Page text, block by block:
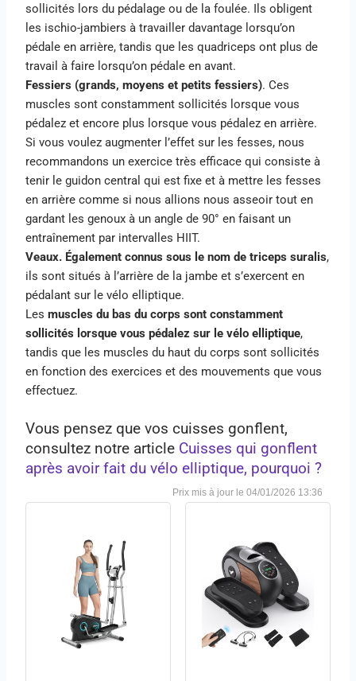
sollicités lors du pédalage ou de la foulée. Ils obligent
les ischio-jambiers à travailler davantage lorsqu’on
pédale en arrière, tandis que les quadriceps ont plus de
travail à faire lorsqu’on pédale en avant.
Fessiers (grands, moyens et petits fessiers). Ces
muscles sont constamment sollicités lorsque vous
pédalez et encore plus lorsque vous pédalez en arrière.
Si vous voulez augmenter l’effet sur les fesses, nous
recommandons un exercice très efficace qui consiste à
tenir le guidon central qui est fixe et à mettre les fesses
en arrière comme si nous allions nous asseoir tout en
gardant les genoux à un angle de 90° en faisant un
entraînement par intervalles HIIT.
Veaux. Également connus sous le nom de triceps suralis,
ils sont situés à l’arrière de la jambe et s’exercent en
pédalant sur le vélo elliptique.
Lesmuscles du bas du corps sont constamment
sollicités lorsque vous pédalez sur le vélo elliptique,
tandis que les muscles du haut du corps sont sollicités
en fonction des exercices et des mouvements que vous
effectuez.
Vous pensez que vos cuisses gonflent,
consultez notre article Cuisses qui gonflent
après avoir fait du vélo elliptique, pourquoi ?
04/01/2026 13:36